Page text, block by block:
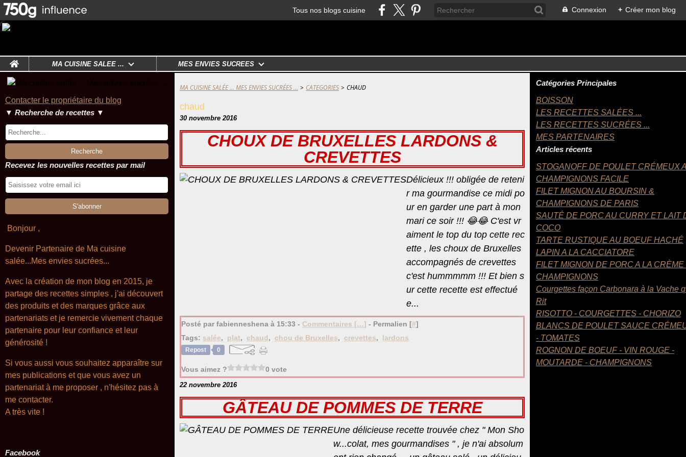
Tous nos blogs cuisine Connexion + Créer mon blog
Home MA CUISINE SALÉE ... MES ENVIES SUCRÉES
Contacter le propriétaire du blog
▼ Recherche de recettes ▼
Recevez les nouvelles recettes par mail
Bonjour ,
Devenir Partenaire de Ma cuisine
salée...Mes envies sucrées...
Avec la création de mon blog en 2015, je
partage des recettes simples , j'ai découvert
des produits et des marques grâce aux
partenariats et je remercie vivement chaque
partenaire pour leur confiance et leur
générosité !
Si vous aussi vous souhaitez apparaître sur
mes publications et que vous avez un
partenariat à me proposer , n'hésitez pas à
me contacter.
A très vite !
Facebook
MA CUISINE SALÉE ... MES ENVIES SUCRÉES ... > CATEGORIES > CHAUD
chaud
30 novembre 2016
CHOUX DE BRUXELLES LARDONS &
CREVETTES
Délicieux !!! obligée de reteni
r ma gourmandise ce midi po
ur en garder une part à mon
mari ce soir !!! 😂😂 C'est vr
aiment le top du top cette rec
ette , les choux de Bruxelles
accompagnés de crevettes
c'est hummmmm !!! Et bien s
ur cette recette est effectué
e...
Posté par fabienneshena à 15:33 - Commentaires […] - Permalien [#]
Tags: salée, plat, chaud, chou de Bruxelles, crevettes, lardons
Repost 0
Vous aimez ? 0 vote
22 novembre 2016
GÂTEAU DE POMMES DE TERRE
Une délicieuse recette trouvée chez " Mon Sho
w...colat, mes gourmandises " , je n'ai absolum
Catégories Principales
BOISSON
LES RECETTES SALÉES ...
LES RECETTES SUCRÉES ...
MES PARTENAIRES
Articles récents
STOGANOFF DE POULET CRÉMEUX
CHAMPIGNONS FACILE
FILET MIGNON AU BOURSIN &
CHAMPIGNONS DE PARIS
SAUTÉ DE PORC AU CURRY ET LAIT
COCO
TARTE RUSTIQUE AU BOEUF HACHÉ
LAPIN A LA CACCIATORE
FILET MIGNON DE PORC A LA CRÈME
CHAMPIGNONS
Courgettes façon Carbonara à la Vache
Rit
RISOTTO - COURGETTES - CHORIZO
BLANCS DE POULET SAUCE
- TOMATES
ROGNON DE BOEUF - VIN ROUGE -
MOUTARDE - CHAMPIGNONS